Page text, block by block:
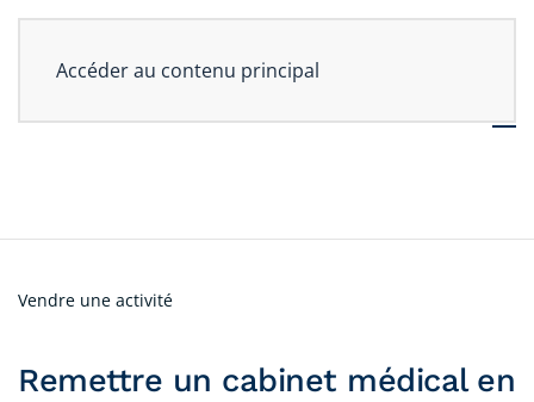
Accéder au contenu principal
Vendre une activité
Remettre un cabinet médical en